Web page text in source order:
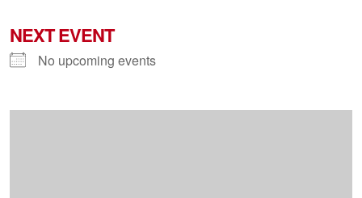
NEXT EVENT
No upcoming events